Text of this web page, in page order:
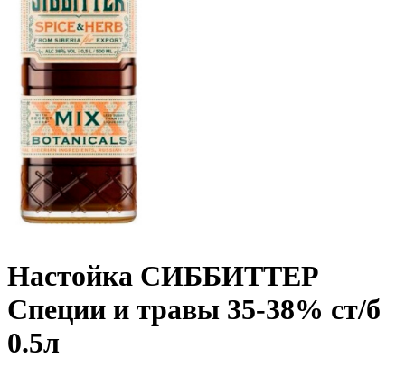
Настойка СИББИТТЕР
Специи и травы 35-38% ст/б
0.5л